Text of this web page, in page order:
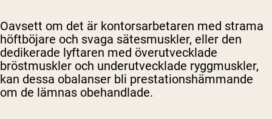
Oavsett om det är kontorsarbetaren med strama
höftböjare och svaga sätesmuskler, eller den
dedikerade lyftaren med överutvecklade
bröstmuskler och underutvecklade ryggmuskler,
kan dessa obalanser bli prestationshämmande
om de lämnas obehandlade.